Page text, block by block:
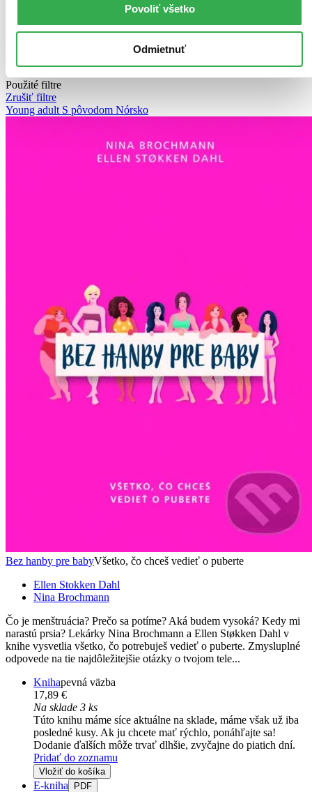
Povoliť všetko
Odmietnuť
Najdrahšie
Najlacnejšie
Použité filtre
Zrušiť filtre
Young adult S pôvodom Nórsko
Bez hanby pre babyVšetko, čo chceš vedieť o puberte
Ellen Stokken Dahl
Nina Brochmann
Čo je menštruácia? Prečo sa potíme? Aká budem vysoká? Kedy mi
narastú prsia? Lekárky Nina Brochmann a Ellen Støkken Dahl v
knihe vysvetlia všetko, čo potrebuješ vedieť o puberte. Zmysluplné
odpovede na tie najdôležitejšie otázky o tvojom tele...
Knihapevná väzba
17,89 €
Na sklade 3 ks
Túto knihu máme síce aktuálne na sklade, máme však už iba
posledné kusy. Ak ju chcete mať rýchlo, ponáhľajte sa!
Dodanie ďalších môže trvať dlhšie, zvyčajne do piatich dní.
Pridať do zoznamu
Vložiť do košíka
E-kniha PDF